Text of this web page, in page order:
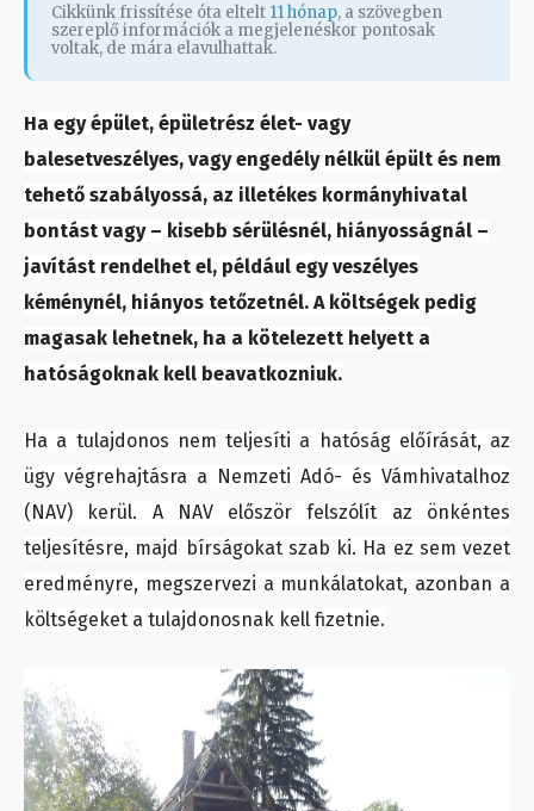
Cikkünk frissítése óta eltelt 11 hónap, a szövegben
szereplő információk a megjelenéskor pontosak
voltak, de mára elavulhattak.
Ha egy épület, épületrész élet- vagy
balesetveszélyes, vagy engedély nélkül épült és nem
tehető szabályossá, az illetékes kormányhivatal
bontást vagy – kisebb sérülésnél, hiányosságnál –
javítást rendelhet el, például egy veszélyes
kéménynél, hiányos tetőzetnél. A költségek pedig
magasak lehetnek, ha a kötelezett helyett a
hatóságoknak kell beavatkozniuk.
Ha a tulajdonos nem teljesíti a hatóság előírását, az
ügy végrehajtásra a Nemzeti Adó- és Vámhivatalhoz
(NAV) kerül. A NAV először felszólít az önkéntes
teljesítésre, majd bírságokat szab ki. Ha ez sem vezet
eredményre, megszervezi a munkálatokat, azonban a
költségeket a tulajdonosnak kell fizetnie.